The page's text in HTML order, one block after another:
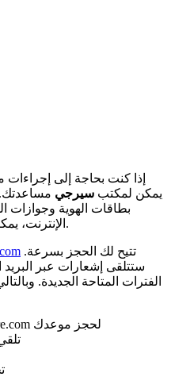
إذا كنت بحاجة إلى إجراءات
يمكن لمكتب سيرجي
بطاقات الهوية وجوازات
الإنترنت، يمكنك تجنب إضاعة الوقت في الانتظار.
ستتلقى إشعارات عبر البريد
الفترات المتاحة الجديدة.
– زيارة الموقع rendezvousprefecture.com لحجز موعدك
–